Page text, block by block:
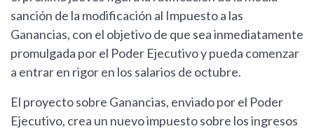
sanción de la modificación al Impuesto a las
Ganancias, con el objetivo de que sea inmediatamente
promulgada por el Poder Ejecutivo y pueda comenzar
a entrar en rigor en los salarios de octubre.
El proyecto sobre Ganancias, enviado por el Poder
Ejecutivo, crea un nuevo impuesto sobre los ingresos